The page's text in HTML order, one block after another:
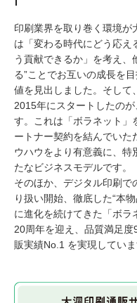
印刷業界を取り巻く環境が
は「変わる時代にどう応え
う貢献できるか」を考え、
る”ことでお互いの成長を
値を見出しました。そして
2015年にスタートしたの
す。これは「ボラネット」
ートナー契約を結んでいた
ウハウをより有意義に、特
たなビジネスモデルです。
そのほか、デジタル印刷
り扱い開始、徹底した“本
に進化を続けてきた「ボ
20周年を迎え、品質満足度
販実績No.1 を実現していま